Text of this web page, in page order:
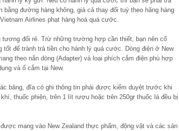
bằng đường hàng không, giá cả thay đổi tuỳ theo hãng hàng
Airlines phạt hàng hoá quá cước.
tương đối rẻ. Trừ những trường hợp cần thiết, bạn nên cố
tốt để tránh trả tiền cho hành lý quá cước. Dòng điện ở New
theo nắn dòng (Adapter) và loại phích cắm điện phù hợp
và ổ cắm tại New.
băng, đĩa có ghi thông tin phải được kiểm duyệt trước khi
thuốc phiện, trên 1 lít rượu hoặc trên 250gr thuốc lá đều bị
mang vào New Zealand thực phẩm, động vật và các sản